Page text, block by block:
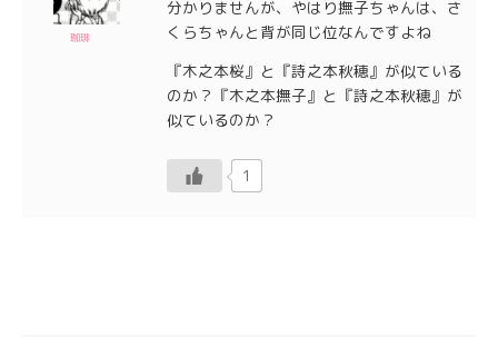
珈琲
分かりませんが、やはり撫子ちゃんは、さ
くらちゃんと背が同じ位なんですよね
『木之本桜』と『詩之本秋穂』が似ている
のか？『木之本撫子』と『詩之本秋穂』が
似ているのか？
1